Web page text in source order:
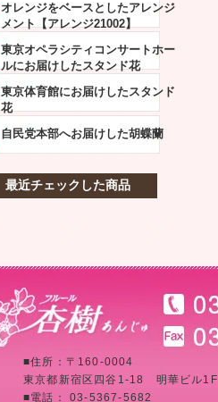
オレンジをベースとしたアレンジ
メント【アレンジ21002】
東京オペラシティコンサートホー
ルにお届けしたスタンド花
東京体育館にお届けしたスタンド
花
自民党本部へお届けした胡蝶蘭
最近チェックした商品
■住所：〒160-0004
東京都新宿区四谷1-18 明華ビル1F
■電話： 03-5367-5682